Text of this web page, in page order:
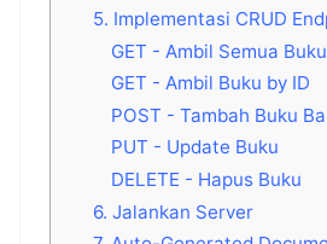
5. Implementasi CRUD
GET - Ambil Semua Buku
GET - Ambil Buku by ID
POST - Tambah Buku
PUT - Update Buku
DELETE - Hapus Buku
6. Jalankan Server